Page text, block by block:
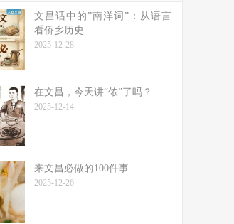
文昌话中的”南洋词”：从语言
看侨乡历史
2025-12-28
在文昌，今天讲“侬”了吗？
2025-12-14
来文昌必做的100件事
2025-12-26